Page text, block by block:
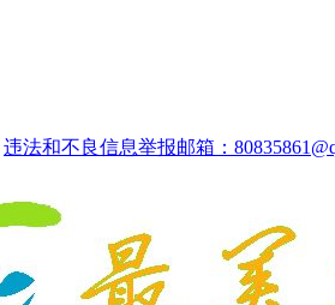
违法和不良信息举报邮箱：